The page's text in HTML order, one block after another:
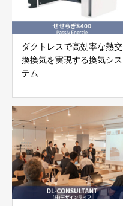
ダクトレスで高効率な熱交
換換気を実現する換気シス
テム
ブエネルギージャパン株式
会社